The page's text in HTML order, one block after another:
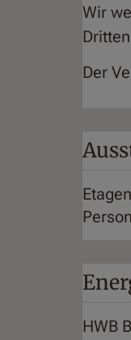
Wir
Der
HWB